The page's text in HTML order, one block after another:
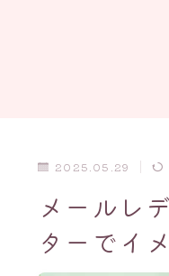
2025.05.29
メールレ
ターでイ